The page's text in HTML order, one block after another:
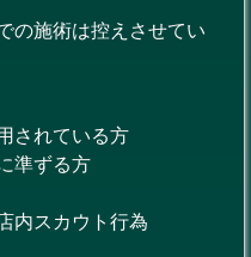
の施術は控えさせてい
されている方
準ずる方
内スカウト行為